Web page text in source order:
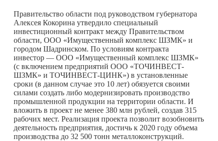
Правительство области под руководством губернатора
Алексея Кокорина утвердило специальный
инвестиционный контракт между Правительством
области, ООО «Имущественный комплекс ШЗМК» и
городом Шадринском. По условиям контракта
инвестор — ООО «Имущественный комплекс ШЗМК»
(с включением предприятий ООО «ТОЧИНВЕСТ-
ШЗМК» и ТОЧИНВЕСТ-ЦИНК») в установленные
сроки (в данном случае это 10 лет) обязуется своими
силами создать либо модернизировать производство
промышленной продукции на территории области. И
вложить в проект не менее 380 млн рублей, создав 315
рабочих мест. Реализация проекта позволит возобновить
деятельность предприятия, достичь к 2020 году объема
производства до 32 500 тонн металлоконструкций.